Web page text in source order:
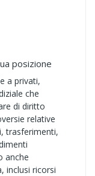
posizione
a privati,
che
di diritto
relative
trasferimenti,
anche
inclusi ricorsi